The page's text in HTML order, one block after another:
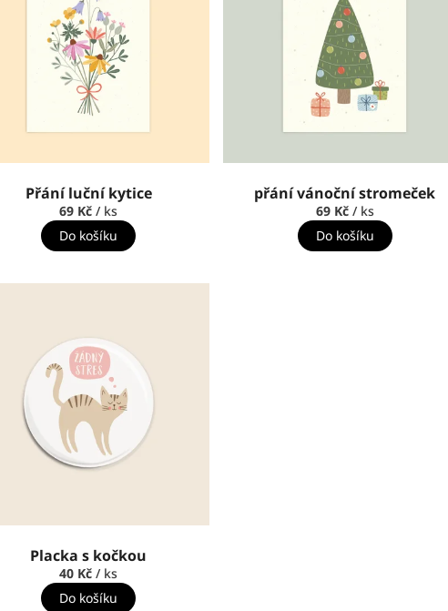
Přání luční kytice
69 Kč/ ks
Do košíku
přání vánoční stromeček
69 Kč / ks
Do košíku
Placka s kočkou
40 Kč/ ks
Do košíku